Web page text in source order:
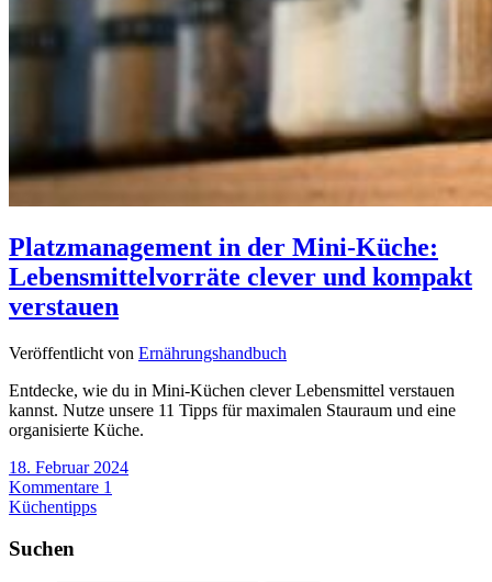
Platzmanagement in der Mini-Küche:
Lebensmittelvorräte clever und kompakt
verstauen
Veröffentlicht von Ernährungshandbuch
Entdecke, wie du in Mini-Küchen clever Lebensmittel verstauen
kannst. Nutze unsere 11 Tipps für maximalen Stauraum und eine
organisierte Küche.
18. Februar 2024
Kommentare 1
Küchentipps
Suchen